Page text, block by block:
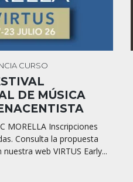
CURSO
DE MÚSICA
MORELLA Inscripciones
Consulta la propuesta
web VIRTUS Early...